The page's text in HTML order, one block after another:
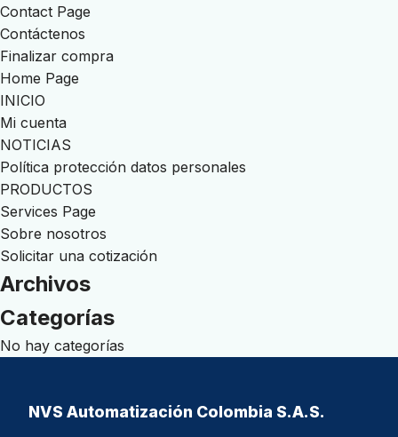
Contact Page
Contáctenos
Finalizar compra
Home Page
INICIO
Mi cuenta
NOTICIAS
Política protección datos personales
PRODUCTOS
Services Page
Sobre nosotros
Solicitar una cotización
Archivos
Categorías
No hay categorías
NVS Automatización Colombia S.A.S.